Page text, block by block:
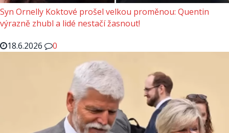
Syn Ornelly Koktové prošel velkou proměnou: Quentin
výrazně zhubl a lidé nestačí žasnout!
18.6.2026
0